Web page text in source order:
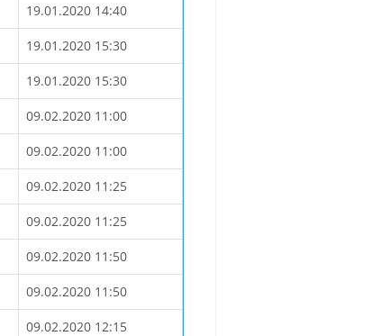
19.01.2020 14:40
19.01.2020 15:30
19.01.2020 15:30
09.02.2020 11:00
09.02.2020 11:00
09.02.2020 11:25
09.02.2020 11:25
09.02.2020 11:50
09.02.2020 11:50
09.02.2020 12:15